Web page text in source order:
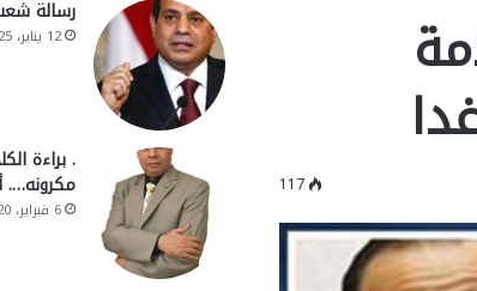
117
رسالة
12 يناير، 2025
. براءة
مكرونه….
6 فبراير، 2020